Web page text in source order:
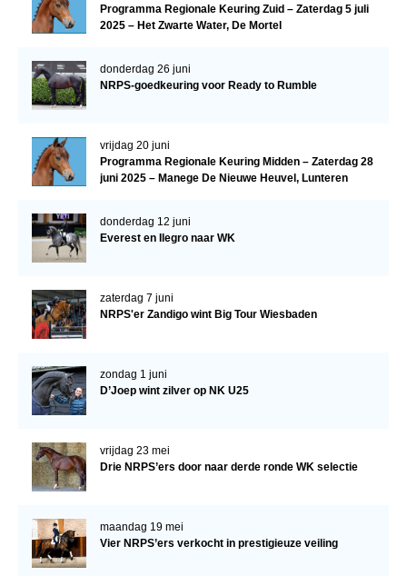
Programma Regionale Keuring Zuid – Zaterdag 5 juli
2025 – Het Zwarte Water, De Mortel
donderdag 26 juni
NRPS-goedkeuring voor Ready to Rumble
vrijdag 20 juni
Programma Regionale Keuring Midden – Zaterdag 28
juni 2025 – Manege De Nieuwe Heuvel, Lunteren
donderdag 12 juni
Everest en Ilegro naar WK
zaterdag 7 juni
NRPS'er Zandigo wint Big Tour Wiesbaden
zondag 1 juni
D’Joep wint zilver op NK U25
vrijdag 23 mei
Drie NRPS’ers door naar derde ronde WK selectie
maandag 19 mei
Vier NRPS’ers verkocht in prestigieuze veiling